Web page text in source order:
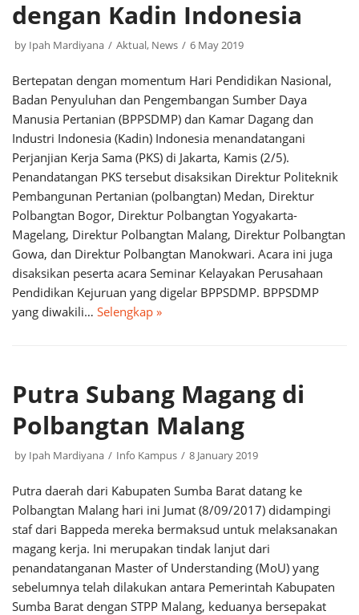
dengan Kadin Indonesia
by Ipah Mardiyana Aktual, News 6 May 2019
Bertepatan dengan momentum Hari Pendidikan Nasional,
Badan Penyuluhan dan Pengembangan Sumber Daya
Manusia Pertanian (BPPSDMP) dan Kamar Dagang dan
Industri Indonesia (Kadin) Indonesia menandatangani
Perjanjian Kerja Sama (PKS) di Jakarta, Kamis (2/5).
Penandatangan PKS tersebut disaksikan Direktur Politeknik
Pembangunan Pertanian (polbangtan) Medan, Direktur
Polbangtan Bogor, Direktur Polbangtan Yogyakarta-
Magelang, Direktur Polbangtan Malang, Direktur Polbangtan
Gowa, dan Direktur Polbangtan Manokwari. Acara ini juga
disaksikan peserta acara Seminar Kelayakan Perusahaan
Pendidikan Kejuruan yang digelar BPPSDMP. BPPSDMP
yang diwakili… Selengkap »
Putra Subang Magang di
Polbangtan Malang
by Ipah Mardiyana Info Kampus 8 January 2019
Putra daerah dari Kabupaten Sumba Barat datang ke
Polbangtan Malang hari ini Jumat (8/09/2017) didampingi
staf dari Bappeda mereka bermaksud untuk melaksanakan
magang kerja. Ini merupakan tindak lanjut dari
penandatanganan Master of Understanding (MoU) yang
sebelumnya telah dilakukan antara Pemerintah Kabupaten
Sumba Barat dengan STPP Malang, keduanya bersepakat